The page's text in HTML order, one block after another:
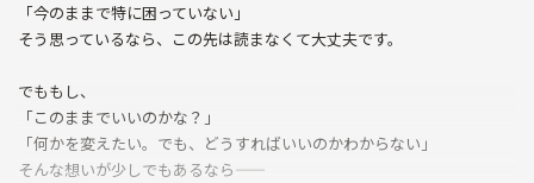
「今のままで特に困っていない」
そう思っているなら、この先は読まなくて大丈夫です。
でももし、
「このままでいいのかな？」
「何かを変えたい。でも、どうすればいいのかわからない」
そんな想いが少しでもあるなら――